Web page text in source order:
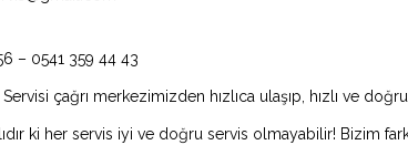
– 0541 359 44 43
Servisi çağrı merkezimizden hızlıca ulaşıp, hızlı ve
ki her servis iyi ve doğru servis olmayabilir! Bizim